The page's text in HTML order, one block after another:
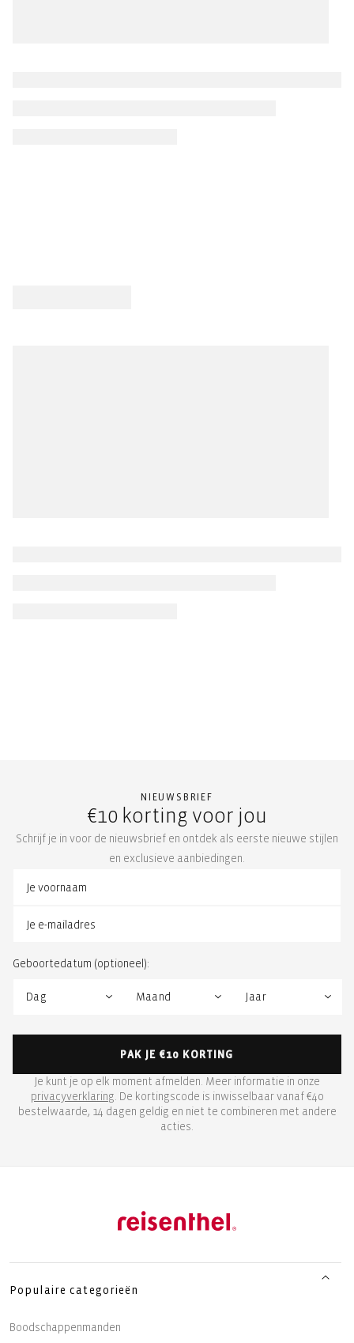
NIEUWSBRIEF
€10 korting voor jou
Schrijf je in voor de nieuwsbrief en ontdek als eerste nieuwe stijlen
en exclusieve aanbiedingen.
Geboortedatum (optioneel):
PAK JE €10 KORTING
Je kunt je op elk moment afmelden. Meer informatie in onze
privacyverklaring. De kortingscode is inwisselbaar vanaf €40
bestelwaarde, 14 dagen geldig en niet te combineren met andere
acties.
Populaire categorieën
Boodschappenmanden